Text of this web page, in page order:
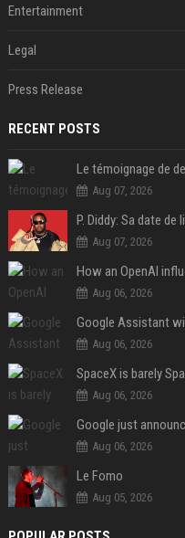
Entertainment
Legal
Press Release
RECENT POSTS
Aug 07, 2026
Aug 07, 2026
How an OpenAI
Aug 06, 2026
Google Assistant
Aug 06, 2026
SpaceX is barely
Aug 06, 2026
Aug 06, 2026
Le Fomo
Aug 05, 2026